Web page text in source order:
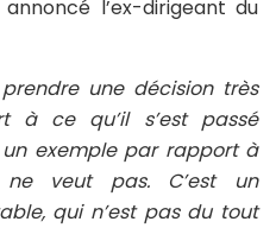
l’ex-dirigeant du
une décision très
à ce qu’il s’est passé
exemple par rapport à
veut pas. C’est un
qui n’est pas du tout